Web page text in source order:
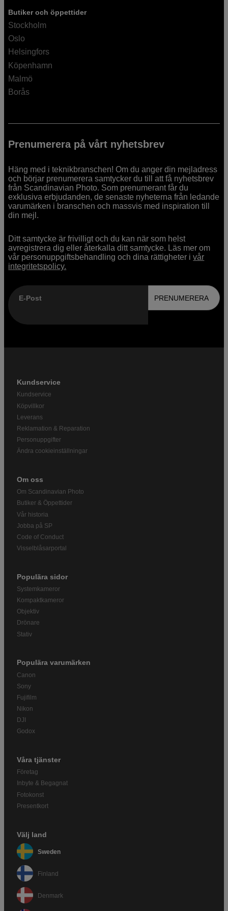
Butiker och öppettider
Stockholm
Oslo
Helsingfors
Köpenhamn
Malmö
Borås
Prenumerera på vårt nyhetsbrev
Häng med i teknikbranschen! Om du anger din mejladress
och börjar prenumerera samtycker du till att få nyhetsbrev
från Scandinavian Photo. Som prenumerant får du
exklusiva erbjudanden, de senaste nyheterna från ledande
varumärken i branschen och massvis med inspiration till
din mejl.
Ditt samtycke är frivilligt och du kan när som helst
avregistrera dig eller återkalla ditt samtycke. Läs mer om
vår personuppgiftsbehandling och dina rättigheter ivår
integritetspolicy.
E-Post PRENUMERERA
Kundservice
Kundservice
Köpvillkor
Leverans
Reklamation & Reparation
Personuppgifter
Ändra cookieinställningar
Om oss
Om Scandinavian Photo
Butiker & Öppettider
Vår historia
Jobba på SP
Code of Conduct
Visselblåsarportal
Populära sidor
Systemkameror
Kompaktkameror
Objektiv
Drönare
Stativ
Populära varumärken
Canon
Sony
Fujifilm
Nikon
DJI
Godox
Våra tjänster
Företag
Inbyte & Begagnat
Fotokonst
Presentkort
Välj land
Sweden
Finland
Denmark